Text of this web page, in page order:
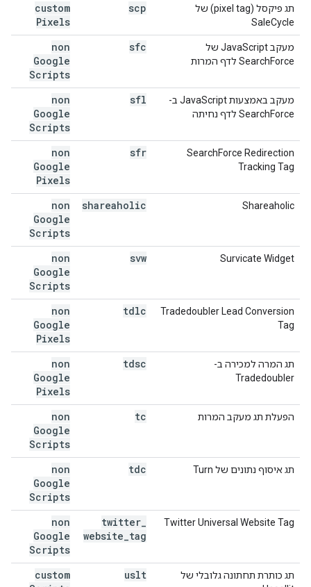
תג פיקסל (pixel tag) של
SaleCycle
scp
custom
Pixels
מעקב JavaScript של
SearchForce לדף המרות
sfc
non
Google
Scripts
מעקב באמצעות JavaScript ב-
SearchForce לדף נחיתה
sfl
non
Google
Scripts
SearchForce Redirection
Tracking Tag
sfr
non
Google
Pixels
Shareaholic
shareaholic
non
Google
Scripts
Survicate Widget
svw
non
Google
Scripts
‫Tradedoubler Lead Conversion
Tag
tdlc
non
Google
Pixels
תג המרה למכירה ב-
Tradedoubler
tdsc
non
Google
Pixels
הפעלת תג מעקב המרות tc
non
Google
Scripts
תג איסוף נתונים של Turn tdc
non
Google
Scripts
Twitter Universal Website Tag
twitter
website tag
non
Google
Scripts
תג כותרת תחתונה גלובלי של
uslt
custom